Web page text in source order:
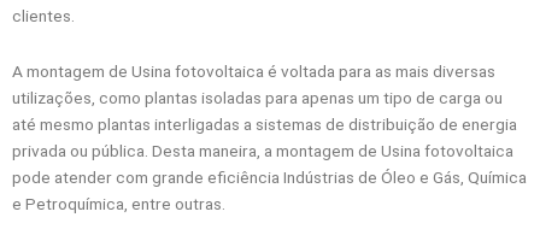
clientes.
A montagem de Usina fotovoltaica é voltada para as mais diversas
utilizações, como plantas isoladas para apenas um tipo de carga ou
até mesmo plantas interligadas a sistemas de distribuição de energia
privada ou pública. Desta maneira, a montagem de Usina fotovoltaica
pode atender com grande eficiência Indústrias de Óleo e Gás, Química
e Petroquímica, entre outras.